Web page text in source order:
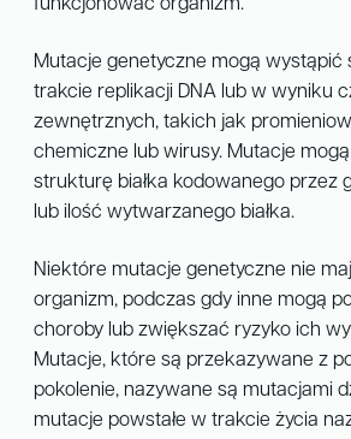
funkcjonować organizm.
Mutacje genetyczne mogą wystąpić
trakcie replikacji DNA lub w wyniku
zewnętrznych, takich jak
chemiczne lub wirusy. Mutacje mogą
strukturę białka kodowanego przez
lub ilość wytwarzanego białka.
Niektóre mutacje genetyczne nie
organizm, podczas gdy inne mogą
choroby lub zwiększać ryzyko ich
Mutacje, które są przekazywane z
pokolenie, nazywane są mutacjami
mutacje powstałe w trakcie życia